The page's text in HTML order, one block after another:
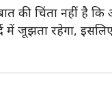
की चिंता नहीं
में जूझता रहेगा,